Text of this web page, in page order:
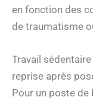
en fonction des
de traumatisme
Travail
reprise après
Pour un poste de